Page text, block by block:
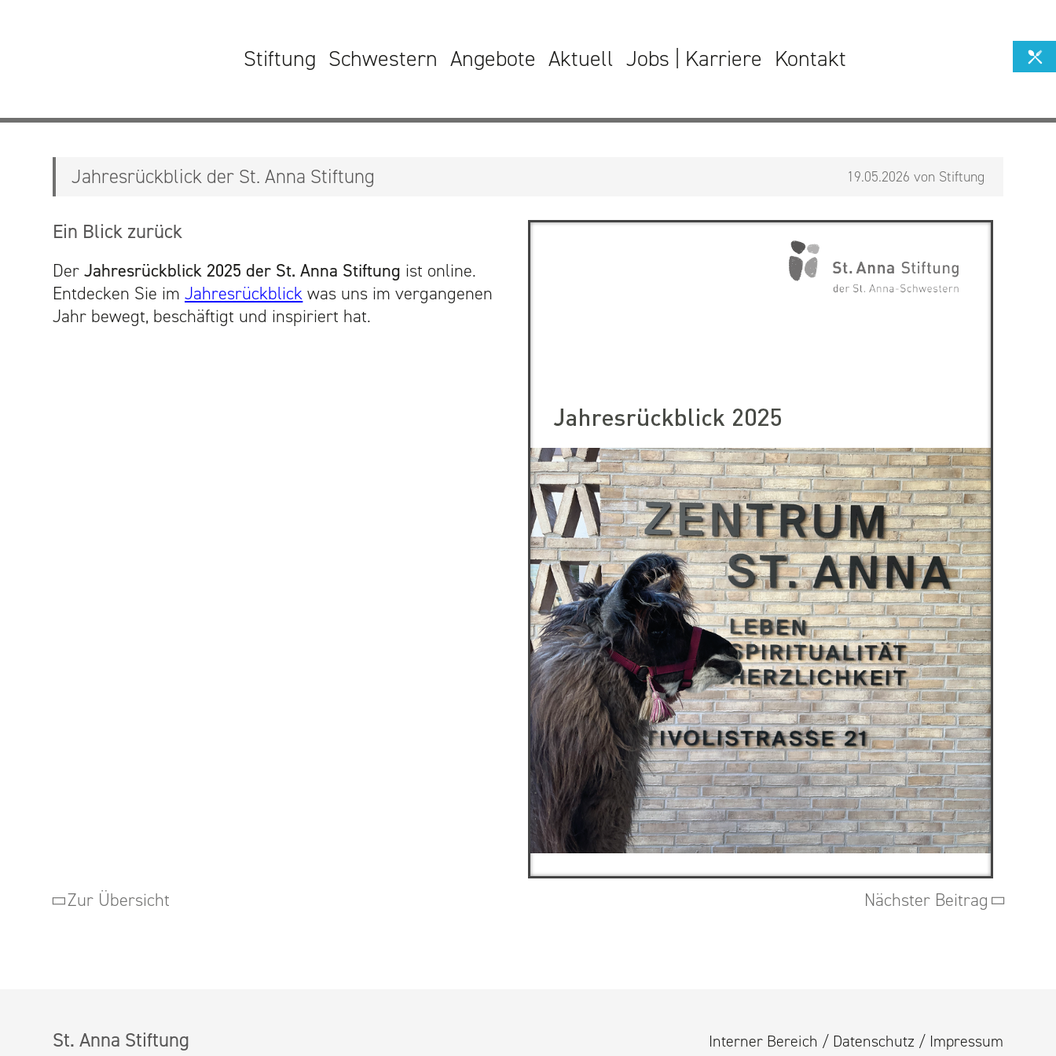
Stiftung Schwestern Angebote Aktuell Jobs | Karriere Kontakt
Jahresrückblick der St. Anna Stiftung 19.05.2026 von Stiftung
Ein Blick zurück
DerJahresrückblick 2025 der St. Anna Stiftung ist online.
Entdecken Sie imJahresrückblick was uns im vergangenen
Jahr bewegt, beschäftigt und inspiriert hat.
Zur Übersicht Nächster Beitrag
St. Anna Stiftung Interner Bereich / Datenschutz / Impressum